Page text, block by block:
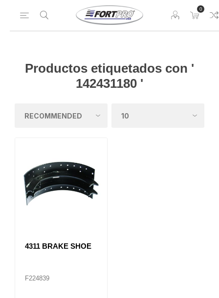
0
Productos etiquetados con '
142431180 '
4311 BRAKE SHOE
F224839